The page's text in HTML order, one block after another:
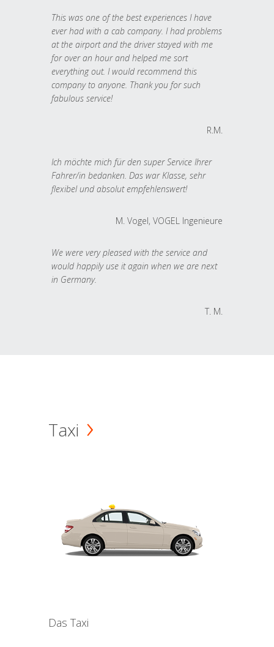
This was one of the best experiences I have
ever had with a cab company. I had problems
at the airport and the driver stayed with me
for over an hour and helped me sort
everything out. I would recommend this
company to anyone. Thank you for such
fabulous service!
R.M.
Ich möchte mich für den super Service Ihrer
Fahrer/in bedanken. Das war Klasse, sehr
flexibel und absolut empfehlenswert!
M. Vogel, VOGEL Ingenieure
We were very pleased with the service and
would happily use it again when we are next
in Germany.
T. M.
Taxi
Das Taxi